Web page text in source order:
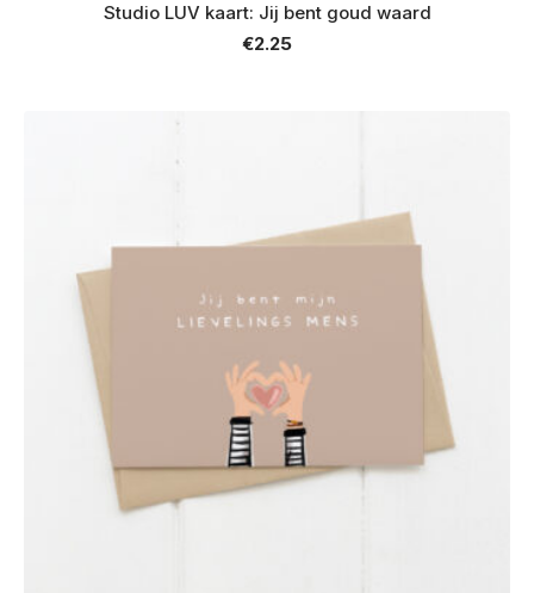
Studio LUV kaart: Jij bent goud waard
€2.25